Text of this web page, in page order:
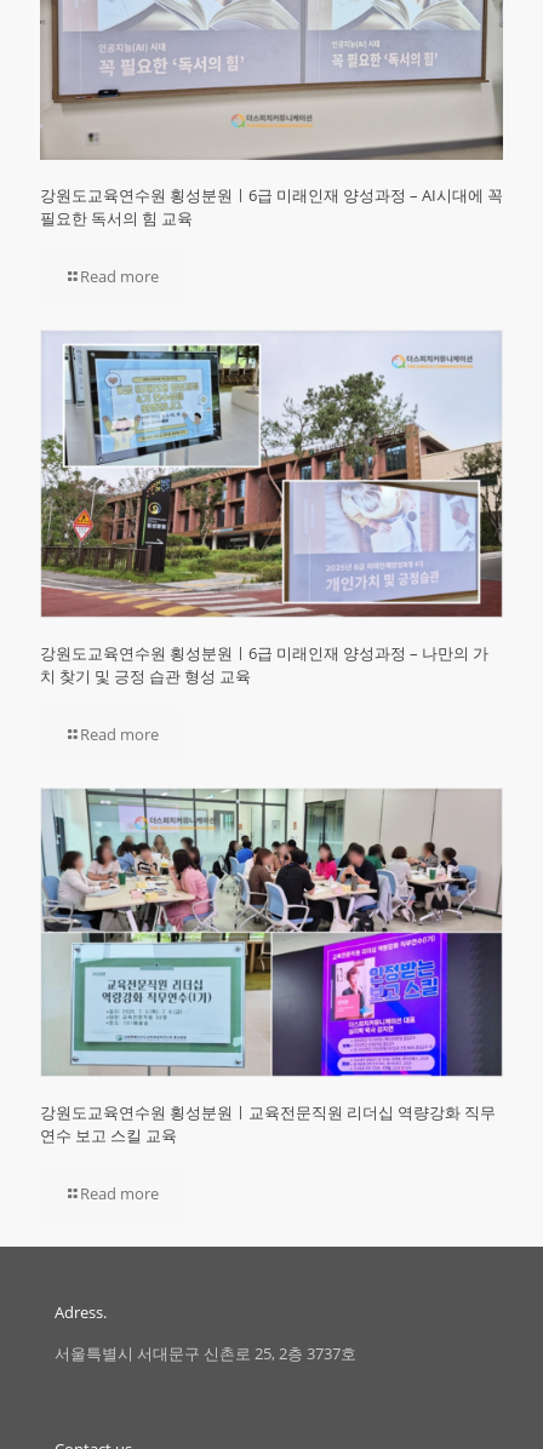
강원도교육연수원 횡성분원ㅣ6급 미래인재 양성과정 – AI시대에 꼭
필요한 독서의 힘 교육
Read more
강원도교육연수원 횡성분원ㅣ6급 미래인재 양성과정 – 나만의 가
치 찾기 및 긍정 습관 형성 교육
Read more
강원도교육연수원 횡성분원ㅣ교육전문직원 리더십 역량강화 직무
연수 보고 스킬 교육
Read more
Adress.
서울특별시 서대문구 신촌로 25, 2층 3737호